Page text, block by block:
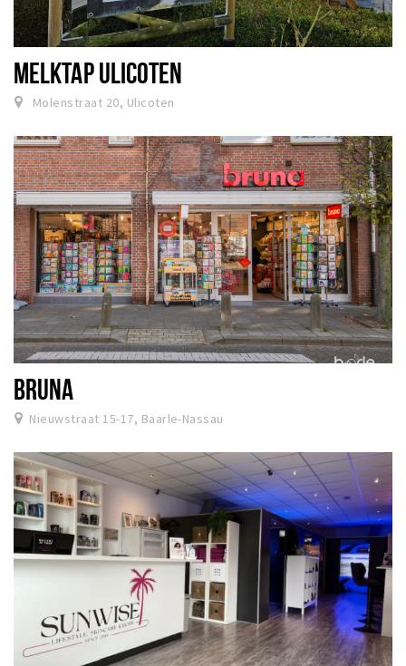
MELKTAP ULICOTEN
Molenstraat 20, Ulicoten
BRUNA
Nieuwstraat 15-17, Baarle-Nassau